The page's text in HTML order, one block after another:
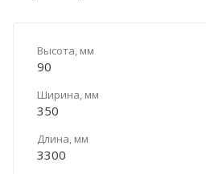
Высота, мм
90
Ширина, мм
350
Длина, мм
3300